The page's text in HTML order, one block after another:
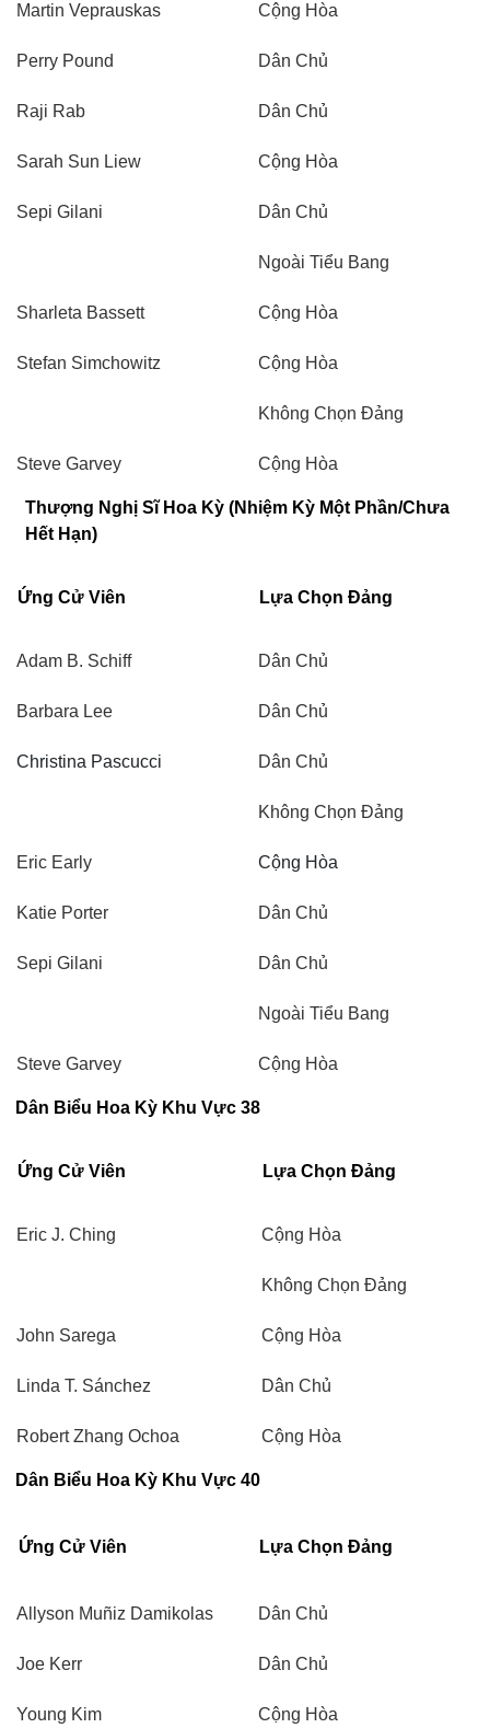
Martin Veprauskas Cộng Hòa
Perry Pound Dân Chủ
Raji Rab Dân Chủ
Sarah Sun Liew Cộng Hòa
Sepi Gilani Dân Chủ
Ngoài Tiểu Bang
Sharleta Bassett Cộng Hòa
Stefan Simchowitz Cộng Hòa
Không Chọn Đảng
Steve Garvey Cộng Hòa
Thượng Nghị Sĩ Hoa Kỳ (Nhiệm Kỳ Một Phần/Chưa
Hết Hạn)
Ứng Cử Viên Lựa Chọn Đảng
Adam B. Schiff Dân Chủ
Barbara Lee Dân Chủ
Christina Pascucci Dân Chủ
Không Chọn Đảng
Eric Early Cộng Hòa
Katie Porter Dân Chủ
Sepi Gilani Dân Chủ
Ngoài Tiểu Bang
Steve Garvey Cộng Hòa
Dân Biểu Hoa Kỳ Khu Vực 38
Ứng Cử Viên Lựa Chọn Đảng
Eric J. Ching Cộng Hòa
Không Chọn Đảng
John Sarega Cộng Hòa
Linda T. Sánchez Dân Chủ
Robert Zhang Ochoa Cộng Hòa
Dân Biểu Hoa Kỳ Khu Vực 40
Ứng Cử Viên Lựa Chọn Đảng
Allyson Muñiz Damikolas Dân Chủ
Joe Kerr Dân Chủ
Young Kim Cộng Hòa